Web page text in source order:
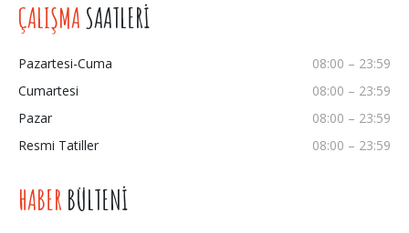
ÇALIŞMA SAATLERİ
Pazartesi-Cuma
08:00 – 23:59
Cumartesi
08:00 – 23:59
Pazar
08:00 – 23:59
Resmi Tatiller
08:00 – 23:59
HABER BÜLTENİ